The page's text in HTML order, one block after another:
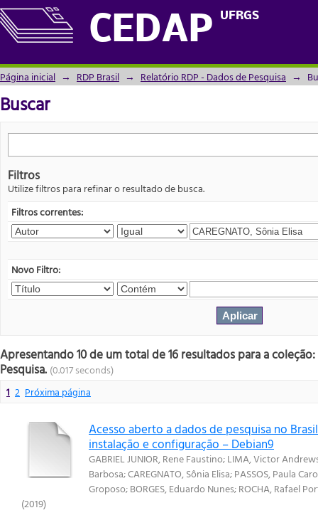
CEDAP UFRGS
Buscar
Página inicial → RDP Brasil → Relatório RDP - Dados de Pesquisa →
Buscar
Filtros
Utilize filtros para refinar o resultado de busca.
Filtros correntes:
Novo Filtro:
Apresentando 10 de um total de 16 resultados para a
Pesquisa. (0.017 seconds)
1 2 Próxima página
Acesso aberto a dados de pesquisa no
instalação e configuração – Debian9
GABRIEL JUNIOR, Rene Faustino;LIMA, Victor
Barbosa;CAREGNATO, Sônia Elisa;PASSOS, Paula
Groposo;BORGES, Eduardo Nunes;ROCHA, Rafael
(2019)